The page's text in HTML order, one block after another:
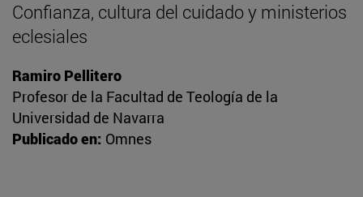
Confianza, cultura del cuidado y ministerios
eclesiales
Ramiro Pellitero
Profesor de la Facultad de Teología de la
Universidad de Navarra
Publicado en: Omnes